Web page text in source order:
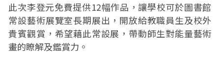
此次李登元免費提供12幅作品，讓學校可於圖書館
常設藝術展覽室長期展出，開放給教職員生及校外
貴賓觀賞，希望藉此常設展，帶動師生對能量藝術
畫的瞭解及鑑賞力。